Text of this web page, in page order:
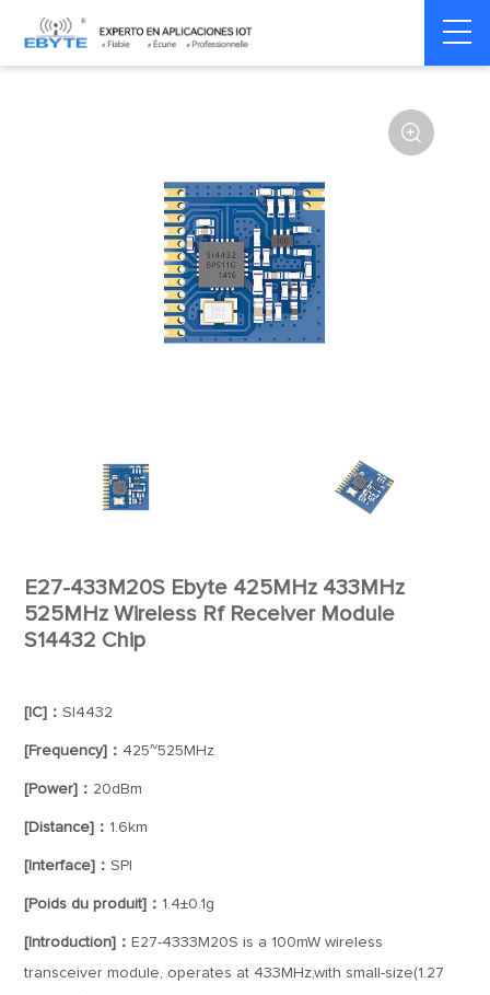
Home > Module > SPI/SOC/UART

E27-433M20S Ebyte 425MHz 433MHz
525MHz Wireless Rf Receiver Module
S14432 Chip
[IC]：SI4432
[Frequency]： 425~525MHz
[Power]： 20dBm
[Distance]： 1.6km
[Interface]：SPI
[Poids du produit]： 1.4±0.1g
[Introduction]： E27-4333M20S is a 100mW wireless
transceiver module, operates at 433MHz,with small-size(1.27